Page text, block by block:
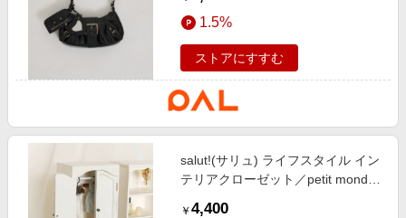
ック
1.5%
ストアにすすむ
salut!(サリュ) ライフスタイル イン
テリアクローゼット／petit monde
￥ 4,400